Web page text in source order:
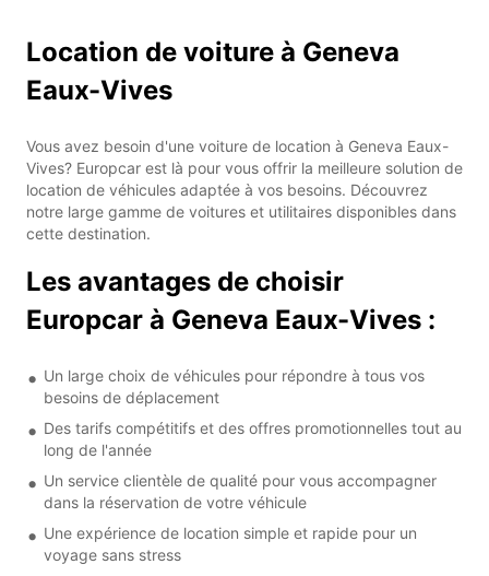
Location de voiture à Geneva
Eaux-Vives
Vous avez besoin d'une voiture de location à Geneva Eaux-
Vives? Europcar est là pour vous offrir la meilleure solution de
location de véhicules adaptée à vos besoins. Découvrez
notre large gamme de voitures et utilitaires disponibles dans
cette destination.
Les avantages de choisir
Europcar à Geneva Eaux-Vives :
Un large choix de véhicules pour répondre à tous vos
besoins de déplacement
Des tarifs compétitifs et des offres promotionnelles tout au
long de l'année
Un service clientèle de qualité pour vous accompagner
dans la réservation de votre véhicule
Une expérience de location simple et rapide pour un
voyage sans stress